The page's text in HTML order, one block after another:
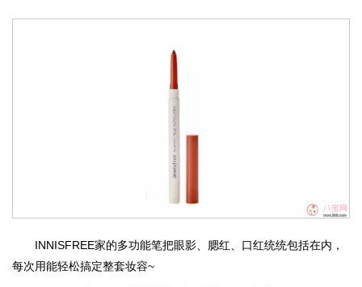
INNISFREE家的多功能笔把眼影、腮红、口红统统包括在内，
每次用能轻松搞定整套妆容~